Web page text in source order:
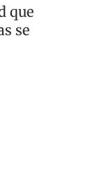
que
se